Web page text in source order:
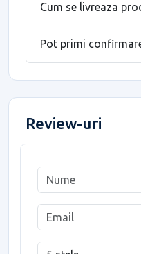
Cum se livreaza
Pot primi
Review-uri